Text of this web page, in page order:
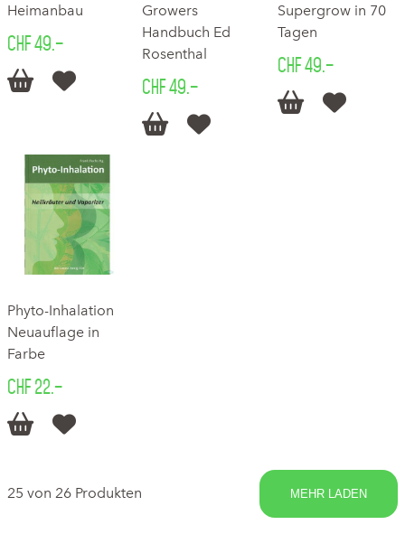
Heimanbau
CHF 49.–
 
Growers
Handbuch Ed
Rosenthal
CHF 49.–
 
Supergrow in 70
Tagen
CHF 49.–
 
Phyto-Inhalation
Neuauflage in
Farbe
CHF 22.–
 
25 von 26 Produkten MEHR LADEN